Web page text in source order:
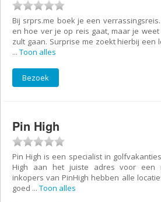
Bij srprs.me boek je een
en hoe ver je op reis gaat, maar je
zult gaan. Surprise me zoekt hierbij een
... Toon alles
Bezoek
Pin High
Pin High is een specialist in
High aan het juiste adres voor een
inkopers van PinHigh hebben alle
goed ... Toon alles